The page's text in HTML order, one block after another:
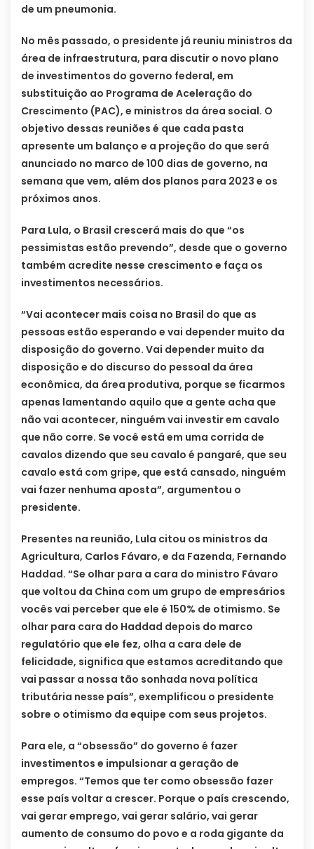
de um pneumonia.
No mês passado, o presidente já reuniu ministros da
área de infraestrutura, para discutir o novo plano
de investimentos do governo federal, em
substituição ao Programa de Aceleração do
Crescimento (PAC), e ministros da área social. O
objetivo dessas reuniões é que cada pasta
apresente um balanço e a projeção do que será
anunciado no marco de 100 dias de governo, na
semana que vem, além dos planos para 2023 e os
próximos anos.
Para Lula, o Brasil crescerá mais do que “os
pessimistas estão prevendo”, desde que o governo
também acredite nesse crescimento e faça os
investimentos necessários.
“Vai acontecer mais coisa no Brasil do que as
pessoas estão esperando e vai depender muito da
disposição do governo. Vai depender muito da
disposição e do discurso do pessoal da área
econômica, da área produtiva, porque se ficarmos
apenas lamentando aquilo que a gente acha que
não vai acontecer, ninguém vai investir em cavalo
que não corre. Se você está em uma corrida de
cavalos dizendo que seu cavalo é pangaré, que seu
cavalo está com gripe, que está cansado, ninguém
vai fazer nenhuma aposta”, argumentou o
presidente.
Presentes na reunião, Lula citou os ministros da
Agricultura, Carlos Fávaro, e da Fazenda, Fernando
Haddad. “Se olhar para a cara do ministro Fávaro
que voltou da China com um grupo de empresários
vocês vai perceber que ele é 150% de otimismo. Se
olhar para cara do Haddad depois do marco
regulatório que ele fez, olha a cara dele de
felicidade, significa que estamos acreditando que
vai passar a nossa tão sonhada nova política
tributária nesse país”, exemplificou o presidente
sobre o otimismo da equipe com seus projetos.
Para ele, a “obsessão” do governo é fazer
investimentos e impulsionar a geração de
empregos. “Temos que ter como obsessão fazer
esse país voltar a crescer. Porque o país crescendo,
vai gerar emprego, vai gerar salário, vai gerar
aumento de consumo do povo e a roda gigante da